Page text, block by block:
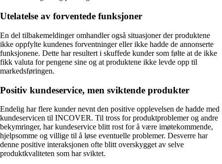
Utelatelse av forventede funksjoner
En del tilbakemeldinger omhandler også situasjoner der produktene
ikke oppfylte kundenes forventninger eller ikke hadde de annonserte
funksjonene. Dette har resultert i skuffede kunder som følte at de ikke
fikk valuta for pengene sine og at produktene ikke levde opp til
markedsføringen.
Positiv kundeservice, men sviktende produkter
Endelig har flere kunder nevnt den positive opplevelsen de hadde med
kundeservicen til INCOVER. Til tross for produktproblemer og andre
bekymringer, har kundeservice blitt rost for å være imøtekommende,
hjelpsomme og villige til å løse eventuelle problemer. Desverre har
denne positive interaksjonen ofte blitt overskygget av selve
produktkvaliteten som har sviktet.